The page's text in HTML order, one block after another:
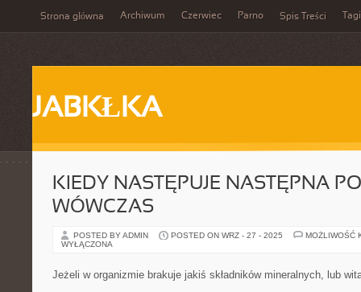
Strona główna Archiwum Czerwiec Parno Spis Treści Tagi
JABKŁKA
KIEDY NASTĘPUJE NASTĘPNA
WÓWCZAS
POSTED BY ADMIN POSTED ON WRZ - 27 - 2025
MOŻLIWOŚĆ
WYŁĄCZONA
Jeżeli w organizmie brakuje jakiś składników mineralnych, lub